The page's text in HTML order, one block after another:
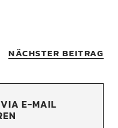
NÄCHSTER BEITRAG
VIA E-MAIL